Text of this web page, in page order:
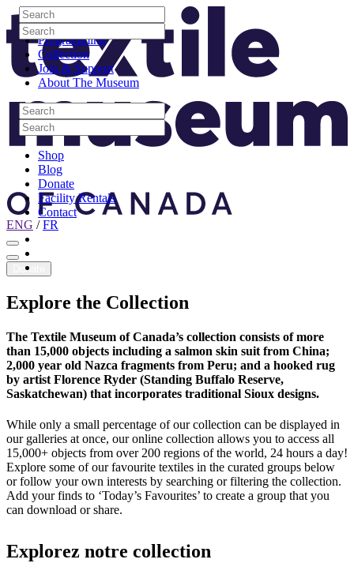
Skip to content
Visit
Programming
Collection
Join & Support
About The Museum
Search
Search
Search
Search
Shop
Blog
Donate
Facility Rentals
Contact
Youtube
Search
Search
Search
Search
Site Logo
ENG /FR
Donate
Explore the Collection
The Textile Museum of Canada’s collection consists of more
than 15,000 objects including a salmon skin suit from China;
2,000 year old Nazca fragments from Peru; and a hooked rug
by artist Florence Ryder (Standing Buffalo Reserve,
Saskatchewan) that incorporates traditional Sioux designs.
While only a small percentage of our collection can be displayed in
our galleries at once, our online collection allows you to access all
15,000+ objects from over 200 regions of the world, 24 hours a day!
Explore some of our favourite textiles in the curated groups below
or follow your own interests by searching or filtering the collection.
Add your finds to ‘Today’s Favourites’ to create a group that you
can download or share.
Explorez notre collection